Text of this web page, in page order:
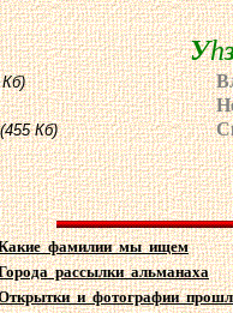
Уh
(455 Кб)
фамилии мы ищем
рассылки альманаха
и фотографии